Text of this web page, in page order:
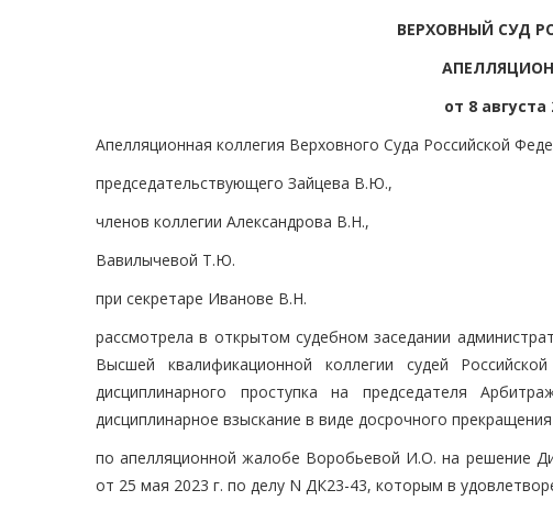
ВЕРХОВНЫЙ СУД
от 8
Апелляционная коллегия Верховного Суда Российской
председательствующего Зайцева В.Ю.,
членов коллегии Александрова В.Н.,
Вавилычевой Т.Ю.
при секретаре Иванове В.Н.
рассмотрела в открытом судебном заседании
Высшей квалификационной коллегии судей
дисциплинарного проступка на председателя
дисциплинарное взыскание в виде досрочного
по апелляционной жалобе Воробьевой И.О. на решение
от 25 мая 2023 г. по делу N ДК23-43, которым в